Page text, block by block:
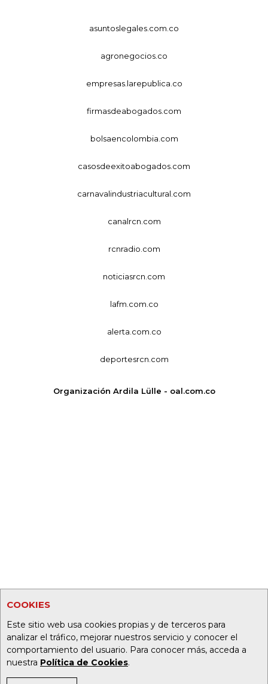
COOKIES
Este sitio web usa cookies propias y de terceros para
analizar el tráfico, mejorar nuestros servicio y conocer el
comportamiento del usuario. Para conocer más, acceda a
nuestra Política de Cookies.
asuntoslegales.com.co
agronegocios.co
empresas.larepublica.co
firmasdeabogados.com
bolsaencolombia.com
casosdeexitoabogados.com
carnavalindustriacultural.com
canalrcn.com
rcnradio.com
noticiasrcn.com
lafm.com.co
alerta.com.co
deportesrcn.com
Organización Ardila Lülle - oal.com.co